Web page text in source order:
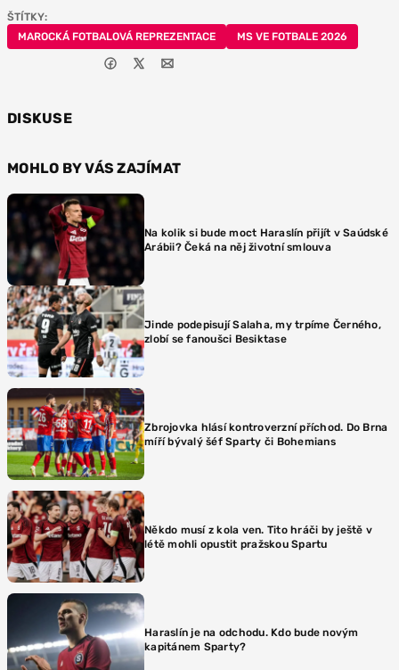
ŠTÍTKY:
MAROCKÁ FOTBALOVÁ REPREZENTACE
MS VE FOTBALE 2026
DISKUSE
MOHLO BY VÁS ZAJÍMAT
Na kolik si bude moct Haraslín přijít v Saúdské
Arábii? Čeká na něj životní smlouva
Jinde podepisují Salaha, my trpíme Černého,
zlobí se fanoušci Besiktase
Zbrojovka hlásí kontroverzní příchod. Do Brna
míří bývalý šéf Sparty či Bohemians
Někdo musí z kola ven. Tito hráči by ještě v
létě mohli opustit pražskou Spartu
Haraslín je na odchodu. Kdo bude novým
kapitánem Sparty?